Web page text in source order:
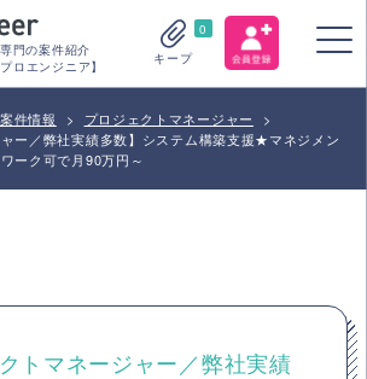
門の案件紹介
ロエンジニア】
0
キープ
件情報 > プロジェクトマネージャー
>
ャー／弊社実績多数】システム構築支援★マネジメン
ーク可で月90万円～
トマネージャー／弊社実績